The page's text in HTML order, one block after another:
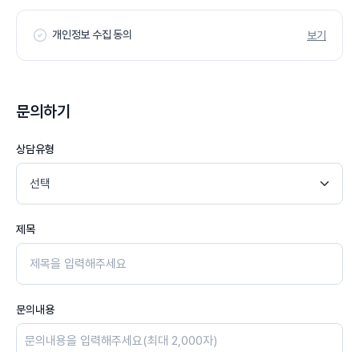
개인정보 수집 동의 보기
문의하기
상담유형
제목
문의내용